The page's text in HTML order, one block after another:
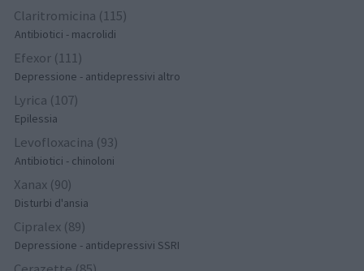
Claritromicina (115)
Antibiotici - macrolidi
Efexor (111)
Depressione - antidepressivi altro
Lyrica (107)
Epilessia
Levofloxacina (93)
Antibiotici - chinoloni
Xanax (90)
Disturbi d'ansia
Cipralex (89)
Depressione - antidepressivi SSRI